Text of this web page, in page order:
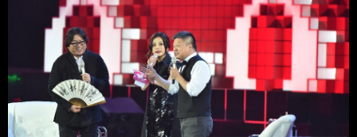
연예 관광 오피니언
생생 중국어